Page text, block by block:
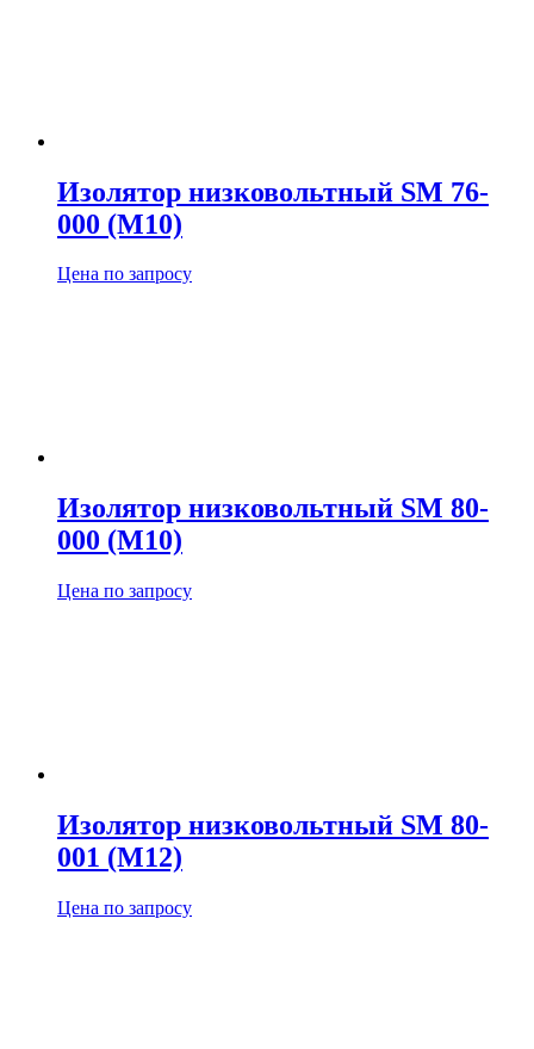
Изолятор низковольтный SM 76-
000 (М10)
Цена по запросу
Изолятор низковольтный SM 80-
000 (М10)
Цена по запросу
Изолятор низковольтный SM 80-
001 (М12)
Цена по запросу